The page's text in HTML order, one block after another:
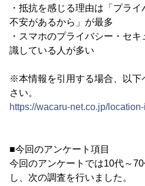
・抵抗を感じる理由は「プラ
不安があるから」が最多
・スマホのプライバシー・セ
識している人が多い
※本情報を引用する場合、以下
さい。
https://wacaru-net.co.jp/
■今回のアンケート項目
今回のアンケートでは10代～
し、次の調査を行いました。